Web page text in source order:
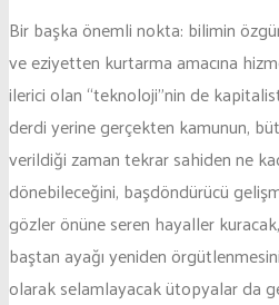
Bir başka önemli nokta: bilimin
ve eziyetten kurtarma amacına
ilerici olan “teknoloji”nin de
derdi yerine gerçekten kamunun,
verildiği zaman tekrar sahiden ne
dönebileceğini, başdöndürücü
gözler önüne seren hayaller
baştan ayağı yeniden
olarak selamlayacak ütopyalar da